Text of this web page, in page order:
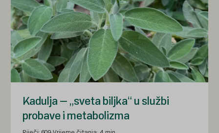
Kadulja – „sveta biljka“ u službi
probave i metabolizma